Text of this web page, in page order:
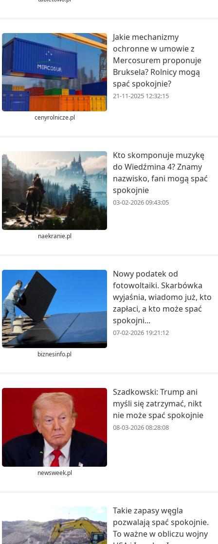
cenyrolnicze.pl
Jakie mechanizmy
ochronne w umowie z
Mercosurem proponuje
Bruksela? Rolnicy mogą
spać spokojnie?
21-11-2025 12:32:15
naekranie.pl
Kto skomponuje muzykę
do Wiedźmina 4? Znamy
nazwisko, fani mogą spać
spokojnie
03-02-2026 09:43:05
biznesinfo.pl
Nowy podatek od
fotowoltaiki. Skarbówka
wyjaśnia, wiadomo już, kto
zapłaci, a kto może spać
spokojni...
07-02-2026 19:21:12
newsweek.pl
Szadkowski: Trump ani
myśli się zatrzymać, nikt
nie może spać spokojnie
08-03-2026 08:28:08
Takie zapasy węgla
pozwalają spać spokojnie.
To ważne w obliczu wojny